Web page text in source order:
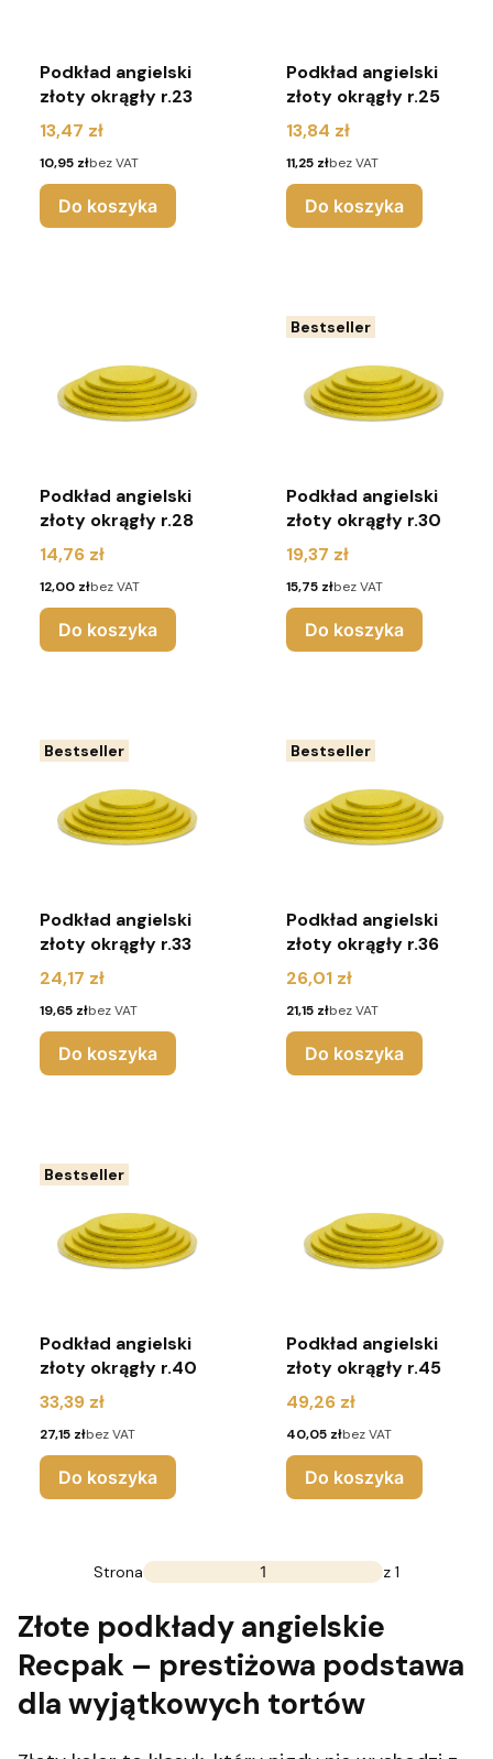
Podkład angielski
złoty okrągły r.23
Cena
13,47 zł
Cena
10,95 złbez VAT
Do koszyka
Podkład angielski
złoty okrągły r.25
Cena
13,84 zł
Cena
11,25 złbez VAT
Do koszyka
Podkład angielski
złoty okrągły r.28
Cena
14,76 zł
Cena
12,00 złbez VAT
Do koszyka
Bestseller
Podkład angielski
złoty okrągły r.30
Cena
19,37 zł
Cena
15,75 złbez VAT
Do koszyka
Bestseller
Podkład angielski
złoty okrągły r.33
Cena
24,17 zł
Cena
19,65 złbez VAT
Do koszyka
Bestseller
Podkład angielski
złoty okrągły r.36
Cena
26,01 zł
Cena
21,15 złbez VAT
Do koszyka
Bestseller
Podkład angielski
złoty okrągły r.40
Cena
33,39 zł
Cena
27,15 złbez VAT
Do koszyka
Podkład angielski
złoty okrągły r.45
Cena
49,26 zł
Cena
40,05 złbez VAT
Do koszyka
Strona z 1
Złote podkłady angielskie
Recpak – prestiżowa podstawa
dla wyjątkowych tortów